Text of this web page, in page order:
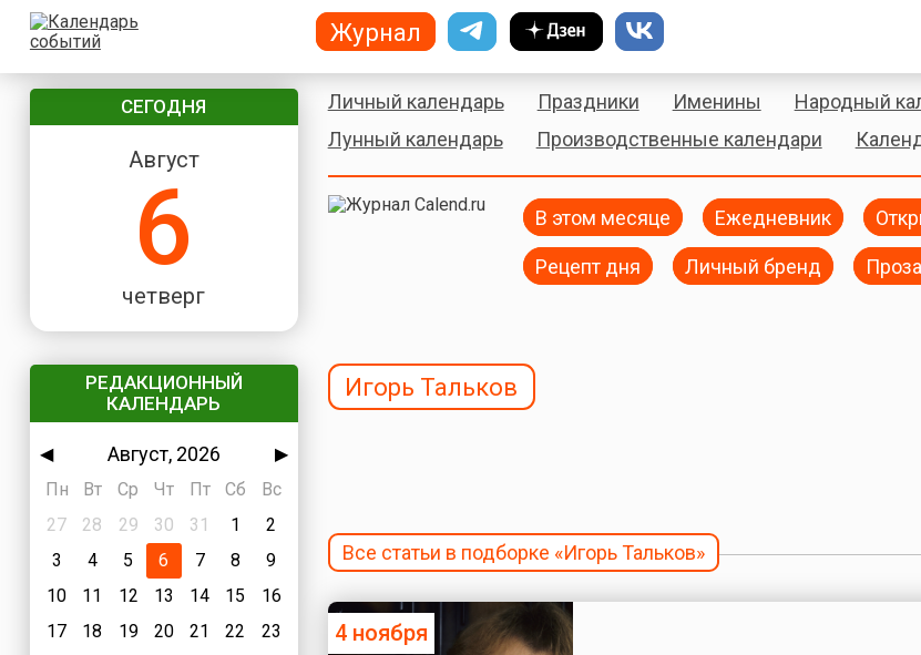
СЕГОДНЯ
Август
6
четверг
РЕДАКЦИОННЫЙ
КАЛЕНДАРЬ
◀ Август, 2026
▶
Пн
Вт Ср Чт Пт Сб
Вс
27
28 29 30 31 1
2
3
4 5 6 7 8
9
10
11 12 13 14 15
16
17
18 19 20 21 22
23
Личный календарь Праздники Именины Народный
Лунный календарь
Производственные календари
В этом месяце Ежедневник
Рецепт дня Личный бренд
Игорь Тальков
Все статьи в подборке «Игорь Тальков»
4 ноября
Журнал